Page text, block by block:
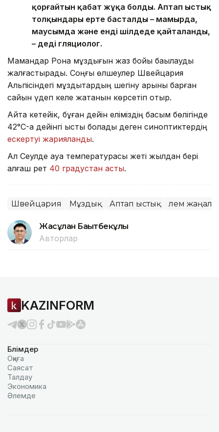
қорғайтын қабат жұқа болды. Аптап ыстық
толқындары ерте басталды – мамырда,
маусымда және енді шілдеде қайталанды,
– деді гляциолог.
Мамандар Рона мұздығын жаз бойы бақылауды
жалғастырады. Соңғы өлшеулер Швейцария
Альпісіндегі мұздықтардың шегіну қарқыны барған
сайын үдеп келе жатқанын көрсетіп отыр.
Айта кетейік, бұған дейін еліміздің басым бөлігінде
42°C-қа дейінгі ыстық болады деген синоптиктердің
ескертуі жарияланды.
Ал Сеулде ауа температурасы жеті жылдан бері
алғаш рет 40 градустан асты.
Швейцария Мұздық Аптап ыстық Әлем
Жасұлан Бақытбекұлы
Авторлар
KAZINFORM
Бөлімдер
Оқиға
Саясат
Талдау
Экономика
Әлемде